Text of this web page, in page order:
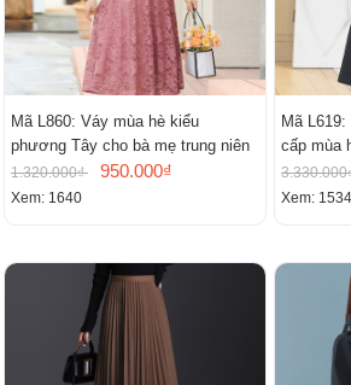
Mã L860: Váy mùa hè kiểu
phương Tây cho bà mẹ trung niên
1.320.000₫ 950.000₫
Xem: 1640
Mã
cấp mùa
cấp
Xem: 1534